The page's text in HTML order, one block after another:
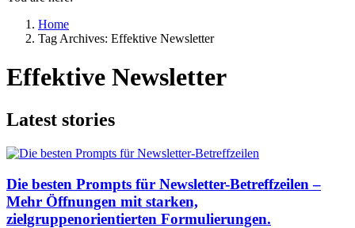
Home
Tag Archives: Effektive Newsletter
Effektive Newsletter
Latest stories
Die besten Prompts für Newsletter-Betreffzeilen –
Mehr Öffnungen mit starken,
zielgruppenorientierten Formulierungen.